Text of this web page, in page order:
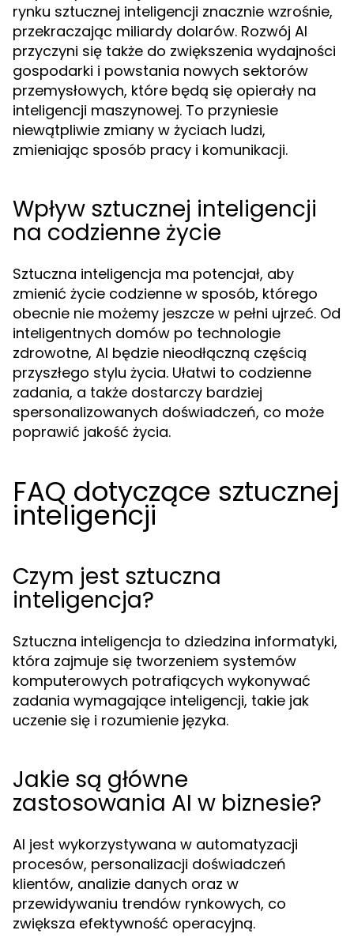
rynku sztucznej inteligencji znacznie wzrośnie,
przekraczając miliardy dolarów. Rozwój AI
przyczyni się także do zwiększenia wydajności
gospodarki i powstania nowych sektorów
przemysłowych, które będą się opierały na
inteligencji maszynowej. To przyniesie
niewątpliwie zmiany w życiach ludzi,
zmieniając sposób pracy i komunikacji.
Wpływ sztucznej inteligencji
na codzienne życie
Sztuczna inteligencja ma potencjał, aby
zmienić życie codzienne w sposób, którego
obecnie nie możemy jeszcze w pełni ujrzeć. Od
inteligentnych domów po technologie
zdrowotne, AI będzie nieodłączną częścią
przyszłego stylu życia. Ułatwi to codzienne
zadania, a także dostarczy bardziej
spersonalizowanych doświadczeń, co może
poprawić jakość życia.
FAQ dotyczące sztucznej
inteligencji
Czym jest sztuczna
inteligencja?
Sztuczna inteligencja to dziedzina informatyki,
która zajmuje się tworzeniem systemów
komputerowych potrafiących wykonywać
zadania wymagające inteligencji, takie jak
uczenie się i rozumienie języka.
Jakie są główne
zastosowania AI w biznesie?
AI jest wykorzystywana w automatyzacji
procesów, personalizacji doświadczeń
klientów, analizie danych oraz w
przewidywaniu trendów rynkowych, co
zwiększa efektywność operacyjną.